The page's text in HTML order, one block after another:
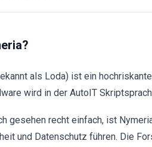
als Loda) ist ein
wird in der AutoIT
gesehen recht einfach, ist
und Datenschutz führen. Die